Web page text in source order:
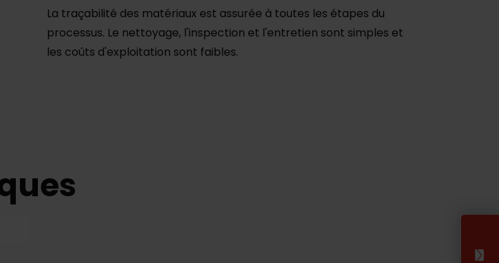
La traçabilité des matériaux est assurée à toutes les étapes du
processus. Le nettoyage, l'inspection et l'entretien sont simples et
les coûts d'exploitation sont faibles.